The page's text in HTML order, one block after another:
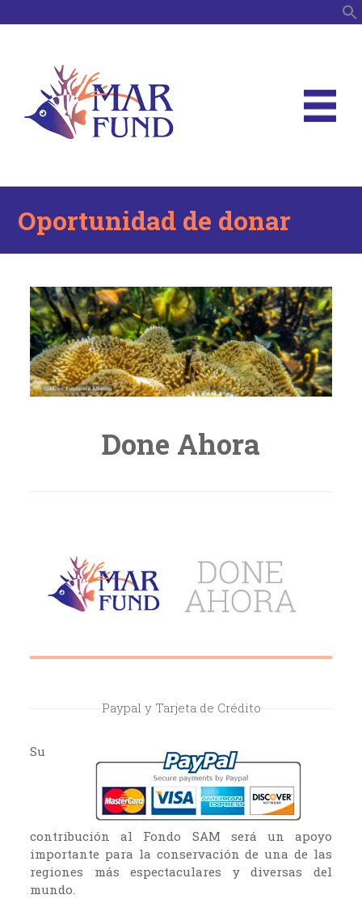
Oportunidad de donar
Done Ahora
Paypal y Tarjeta de Crédito
Su
contribución al Fondo SAM será un apoyo
importante para la conservación de una de las
regiones más espectaculares y diversas del
mundo.